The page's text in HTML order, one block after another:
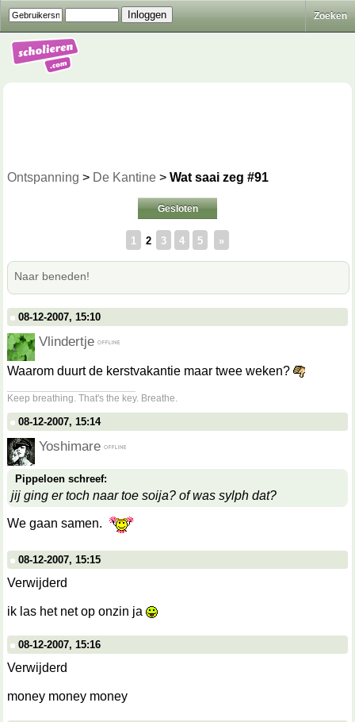
Zoeken
Ontspanning > De Kantine > Wat saai zeg #91
Gesloten
1 2 3 4 5 »
Naar beneden!
08-12-2007, 15:10
Vlindertje
Waarom duurt de kerstvakantie maar twee weken?
Keep breathing. That's the key. Breathe.
08-12-2007, 15:14
Yoshimare
Pippeloen schreef:
jij ging er toch naar toe soija? of was sylph dat?
We gaan samen.
08-12-2007, 15:15
Verwijderd
ik las het net op onzin ja
08-12-2007, 15:16
Verwijderd
money money money